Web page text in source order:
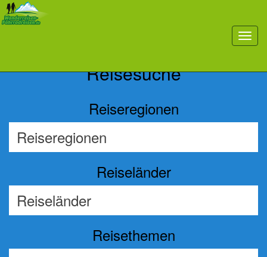
toggle
Reisesuche
Reiseregionen
Reiseländer
Reisethemen